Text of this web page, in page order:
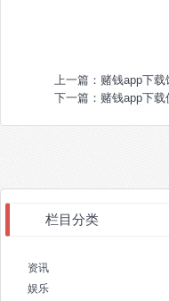
上一篇： 赌钱app下
下一篇： 赌钱app下
栏目分类
资讯
娱乐